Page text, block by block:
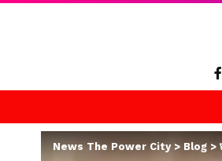
News The Power City> Blog >